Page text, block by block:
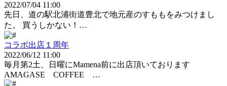
2022/07/04 11:00
先日、道の駅北浦街道豊北で地元産のすももをみつけまし
た。 買うしかない！…
コラボ出店１周年
2022/06/12 11:00
毎月第2土、日曜にMamena前に出店頂いております
AMAGASE COFFEE …